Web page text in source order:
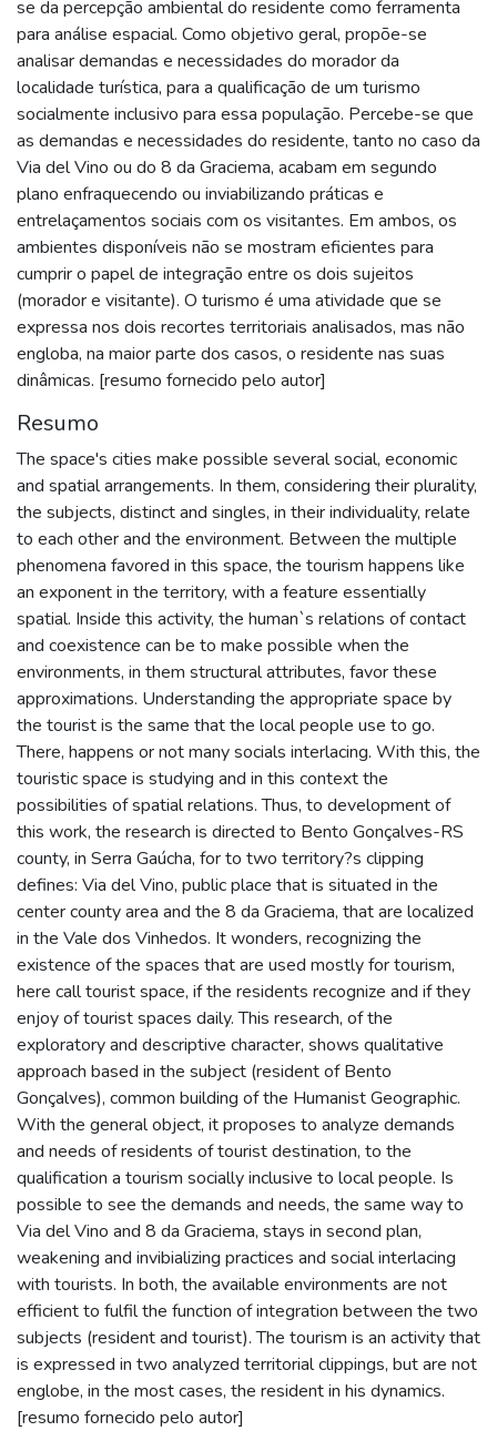
se da percepção ambiental do residente como ferramenta
para análise espacial. Como objetivo geral, propõe-se
analisar demandas e necessidades do morador da
localidade turística, para a qualificação de um turismo
socialmente inclusivo para essa população. Percebe-se que
as demandas e necessidades do residente, tanto no caso da
Via del Vino ou do 8 da Graciema, acabam em segundo
plano enfraquecendo ou inviabilizando práticas e
entrelaçamentos sociais com os visitantes. Em ambos, os
ambientes disponíveis não se mostram eficientes para
cumprir o papel de integração entre os dois sujeitos
(morador e visitante). O turismo é uma atividade que se
expressa nos dois recortes territoriais analisados, mas não
engloba, na maior parte dos casos, o residente nas suas
dinâmicas. [resumo fornecido pelo autor]
Resumo
The space's cities make possible several social, economic
and spatial arrangements. In them, considering their plurality,
the subjects, distinct and singles, in their individuality, relate
to each other and the environment. Between the multiple
phenomena favored in this space, the tourism happens like
an exponent in the territory, with a feature essentially
spatial. Inside this activity, the human`s relations of contact
and coexistence can be to make possible when the
environments, in them structural attributes, favor these
approximations. Understanding the appropriate space by
the tourist is the same that the local people use to go.
There, happens or not many socials interlacing. With this, the
touristic space is studying and in this context the
possibilities of spatial relations. Thus, to development of
this work, the research is directed to Bento Gonçalves-RS
county, in Serra Gaúcha, for to two territory?s clipping
defines: Via del Vino, public place that is situated in the
center county area and the 8 da Graciema, that are localized
in the Vale dos Vinhedos. It wonders, recognizing the
existence of the spaces that are used mostly for tourism,
here call tourist space, if the residents recognize and if they
enjoy of tourist spaces daily. This research, of the
exploratory and descriptive character, shows qualitative
approach based in the subject (resident of Bento
Gonçalves), common building of the Humanist Geographic.
With the general object, it proposes to analyze demands
and needs of residents of tourist destination, to the
qualification a tourism socially inclusive to local people. Is
possible to see the demands and needs, the same way to
Via del Vino and 8 da Graciema, stays in second plan,
weakening and invibializing practices and social interlacing
with tourists. In both, the available environments are not
efficient to fulfil the function of integration between the two
subjects (resident and tourist). The tourism is an activity that
is expressed in two analyzed territorial clippings, but are not
englobe, in the most cases, the resident in his dynamics.
[resumo fornecido pelo autor]